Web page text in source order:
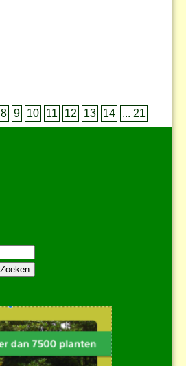
8 9 10 11 12 13 14 ... 21